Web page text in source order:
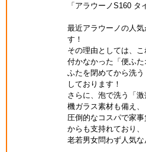
「アラウーノS160 タ
最近アラウーノの人
す！
その理由としては、
付かなかった「便ふた
ふたを閉めてから洗
しております！
さらに、泡で洗う「
機ガラス素材も備え、
圧倒的なコスパで家
からも支持れており、
老若男女問わず人気な